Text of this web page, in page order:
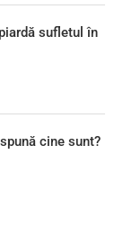
sufletul în
cine sunt?